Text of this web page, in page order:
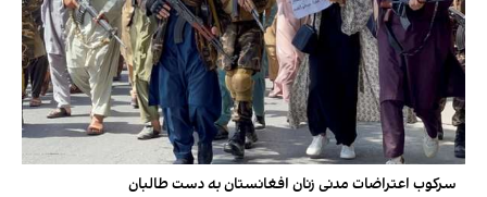
سرکوب اعتراضات مدنی زنان افغانستان به دست طالبان